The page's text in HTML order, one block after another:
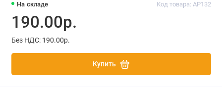
На складе Код товара: AP132
190.00р.
Без НДС: 190.00р.
Купить